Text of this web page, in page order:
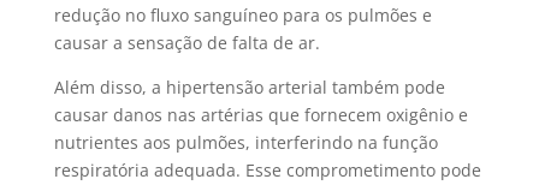
redução no fluxo sanguíneo para os pulmões e
causar a sensação de falta de ar.
Além disso, a hipertensão arterial também pode
causar danos nas artérias que fornecem oxigênio e
nutrientes aos pulmões, interferindo na função
respiratória adequada. Esse comprometimento pode